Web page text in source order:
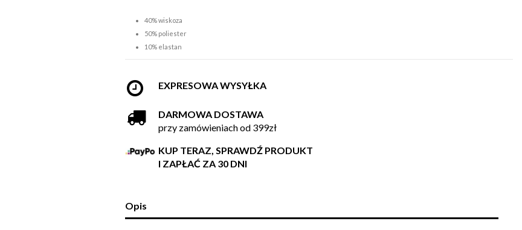
40% wiskoza
50% poliester
10% elastan
EXPRESOWA WYSYŁKA
DARMOWA DOSTAWA
przy zamówieniach od 399zł
KUP TERAZ, SPRAWDŹ PRODUKT
I ZAPŁAĆ ZA 30 DNI
Opis